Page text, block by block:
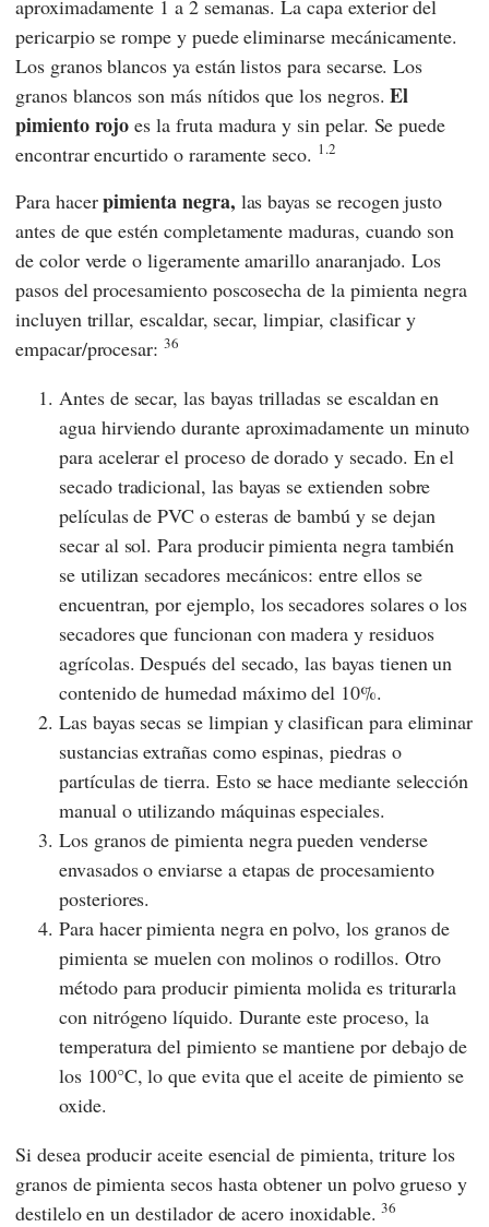
aproximadamente 1 a 2 semanas. La capa exterior del
pericarpio se rompe y puede eliminarse mecánicamente.
Los granos blancos ya están listos para secarse. Los
granos blancos son más nítidos que los negros.El
pimiento rojo es la fruta madura y sin pelar. Se puede
encontrar encurtido o raramente seco. 1.2
Para hacerpimienta negra, las bayas se recogen justo
antes de que estén completamente maduras, cuando son
de color verde o ligeramente amarillo anaranjado. Los
pasos del procesamiento poscosecha de la pimienta negra
incluyen trillar, escaldar, secar, limpiar, clasificar y
empacar/procesar:36
Antes de secar, las bayas trilladas se escaldan en
agua hirviendo durante aproximadamente un minuto
para acelerar el proceso de dorado y secado. En el
secado tradicional, las bayas se extienden sobre
películas de PVC o esteras de bambú y se dejan
secar al sol. Para producir pimienta negra también
se utilizan secadores mecánicos: entre ellos se
encuentran, por ejemplo, los secadores solares o los
secadores que funcionan con madera y residuos
agrícolas. Después del secado, las bayas tienen un
contenido de humedad máximo del 10%.
Las bayas secas se limpian y clasifican para eliminar
sustancias extrañas como espinas, piedras o
partículas de tierra. Esto se hace mediante selección
manual o utilizando máquinas especiales.
Los granos de pimienta negra pueden venderse
envasados o enviarse a etapas de procesamiento
posteriores.
Para hacer pimienta negra en polvo, los granos de
pimienta se muelen con molinos o rodillos. Otro
método para producir pimienta molida es triturarla
con nitrógeno líquido. Durante este proceso, la
temperatura del pimiento se mantiene por debajo de
los 100°C, lo que evita que el aceite de pimiento se
oxide.
Si desea producir aceite esencial de pimienta, triture los
granos de pimienta secos hasta obtener un polvo grueso y
destilelo en un destilador de acero inoxidable.36